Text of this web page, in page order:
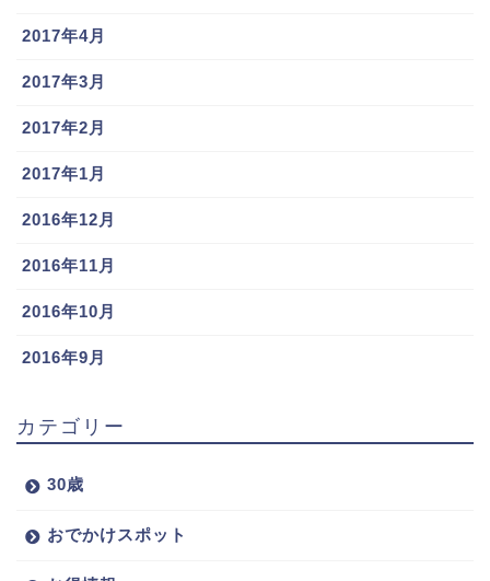
2017年4月
2017年3月
2017年2月
2017年1月
2016年12月
2016年11月
2016年10月
2016年9月
カテゴリー
30歳
おでかけスポット